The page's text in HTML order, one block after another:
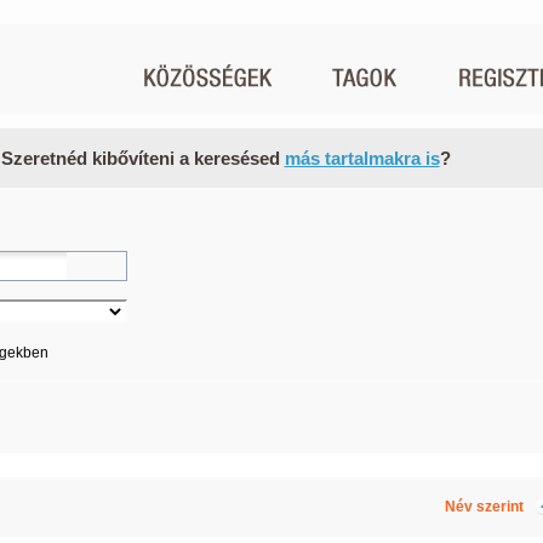
kibővíteni a keresésed más tartalmakra is?
Név szerint